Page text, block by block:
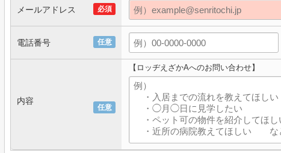
必須
メールアドレス
任意
電話番号
任意
内容
【ロッヂえざかAへのお問い合わせ】